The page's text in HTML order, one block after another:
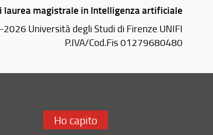
laurea magistrale in Intelligenza artificiale
Università degli Studi di Firenze UNIFI
P.IVA/Cod.Fis 01279680480
Via di S. Marta, 3 - 50139 Firenze (FI)
Ho capito